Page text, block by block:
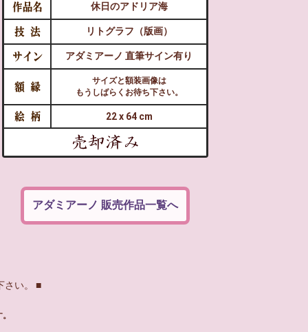
休日のアドリア海
リトグラフ（版画）
アダミアーノ 直筆サイン有り
サイズと額装画像は
もうしばらくお待ち下さい。
22 x 64 cm
アダミアーノ 販売作品一覧へ
さい。 ■